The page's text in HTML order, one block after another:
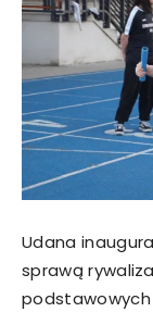
Udana
sprawą
podstawowych